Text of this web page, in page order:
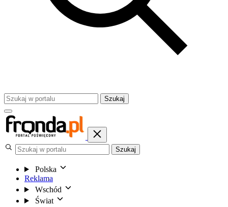
Szukaj
Szukaj
Polska
Reklama
Wschód
Świat